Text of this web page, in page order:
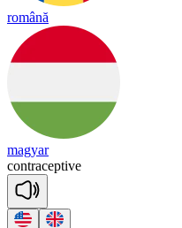
română
magyar
contraceptive